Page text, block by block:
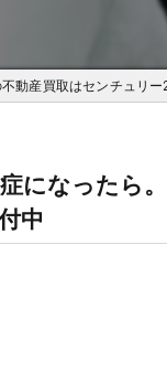
動産買取はセンチュリ
になったら
中